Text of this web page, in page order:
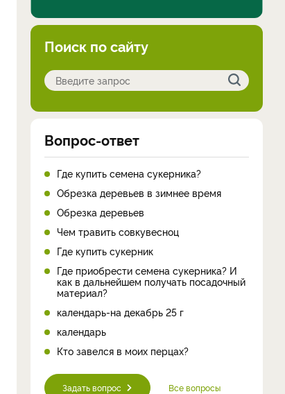
Поиск по сайту
Вопрос-ответ
Где купить семена сукерника?
Обрезка деревьев в зимнее время
Обрезка деревьев
Чем травить совкувесноц
Где купить сукерник
Где приобрести семена сукерника? И
как в дальнейшем получать посадочный
материал?
календарь-на декабрь 25 г
календарь
Кто завелся в моих перцах?
Задать вопрос Все вопросы